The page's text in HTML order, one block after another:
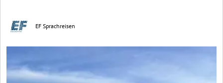
EF Sprachreisen